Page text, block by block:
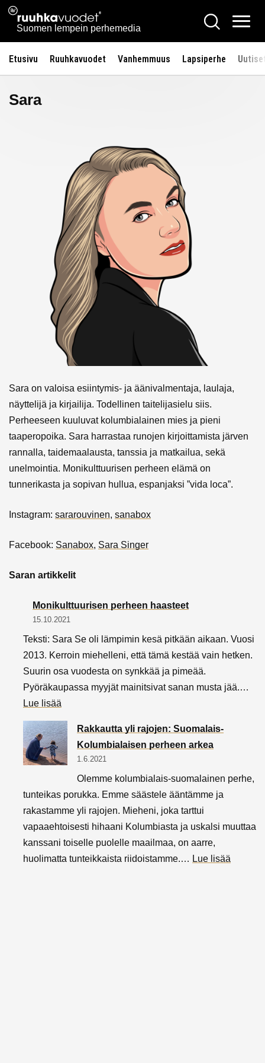
Siirry
sisältöön
Ruuhkavuodet.fi
Suomen lempein perhemedia
Hae
Etusivu Ruuhkavuodet Vanhemmuus Lapsiperhe
Sara
Sara on valoisa esiintymis- ja äänivalmentaja, laulaja,
näyttelijä ja kirjailija. Todellinen taitelijasielu siis.
Perheeseen kuuluvat kolumbialainen mies ja pieni
taaperopoika. Sara harrastaa runojen kirjoittamista järven
rannalla, taidemaalausta, tanssia ja matkailua, sekä
unelmointia. Monikulttuurisen perheen elämä on
tunnerikasta ja sopivan hullua, espanjaksi ”vida loca”.
Instagram: sararouvinen, sanabox
Facebook: Sanabox, Sara Singer
Saran artikkelit
Monikulttuurisen perheen haasteet
15.10.2021
Teksti: Sara Se oli lämpimin kesä pitkään aikaan. Vuosi
2013. Kerroin miehelleni, että tämä kestää vain hetken.
Suurin osa vuodesta on synkkää ja pimeää.
Pyöräkaupassa myyjät mainitsivat sanan musta jää.…
Lue lisää
Monikulttuurisen
perheen
haasteet
Rakkautta yli rajojen: Suomalais-
Kolumbialaisen perheen arkea
1.6.2021
Olemme kolumbialais-suomalainen perhe,
tunteikas porukka. Emme säästele ääntämme ja
rakastamme yli rajojen. Mieheni, joka tarttui
vapaaehtoisesti hihaani Kolumbiasta ja uskalsi muuttaa
kanssani toiselle puolelle maailmaa, on aarre,
huolimatta tunteikkaista riidoistamme.… Lue lisää